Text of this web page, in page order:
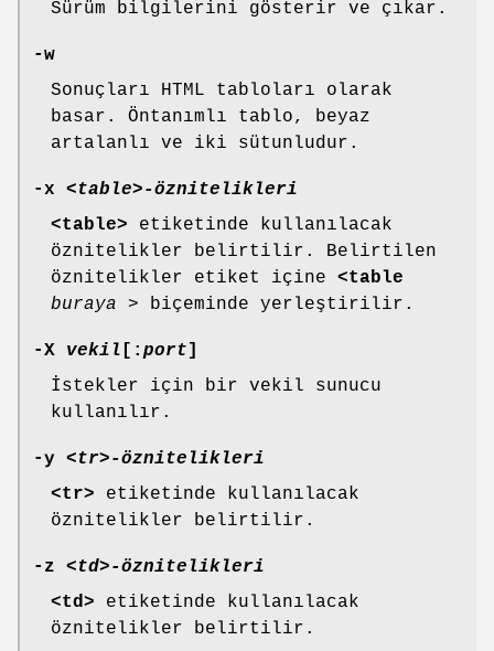
Sürüm bilgilerini gösterir ve çıkar.
-w
Sonuçları HTML tabloları olarak
basar. Öntanımlı tablo, beyaz
artalanlı ve iki sütunludur.
-x
<table>-öznitelikleri
<table> etiketinde kullanılacak
öznitelikler belirtilir. Belirtilen
öznitelikler etiket içine <table
buraya > biçeminde yerleştirilir.
-X vekil [: port
İstekler için bir vekil sunucu
kullanılır.
-y
<tr>-öznitelikleri
<tr> etiketinde kullanılacak
öznitelikler belirtilir.
-z
<td>-öznitelikleri
<td> etiketinde kullanılacak
öznitelikler belirtilir.